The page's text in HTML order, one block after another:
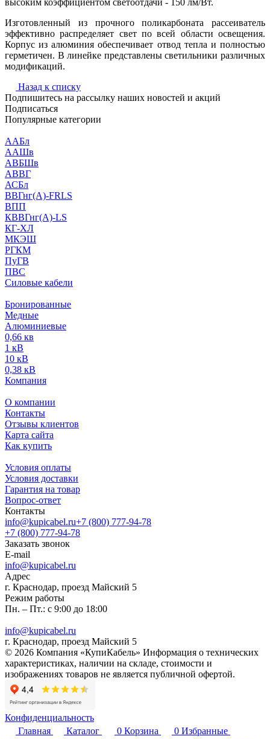
Изготовленный из прочного поликарбоната рассеиватель
эффективно распределяет свет по всей области освещения.
Корпус из алюминия обеспечивает отвод тепла и полностью
герметичен. В линейке представлены светильники различных
модификаций.
Назад к списку
Подпишитесь на рассылку наших новостей и акций
Подписаться
Популярные категории
ААБл
ААШв
АВБШв
АВВГ
АСБл
ВВГнг(А)-FRLS
ВПП
КВВГнг(А)-LS
КГ-ХЛ
МКЭШ
РГКМ
ПуГВ
ПВС
Силовые кабели
Бронированные
Медные
Алюминиевые
0,66 кв
1 кВ
10 кВ
0,38 кВ
Компания
О компании
Контакты
Отзывы клиентов
Карта сайта
Как купить
Условия оплаты
Условия доставки
Гарантия на товар
Вопрос-ответ
Контакты
info@kupicabel.ru+7 (800) 777-94-78
+7 (800) 777-94-78
Заказать звонок
E-mail
info@kupicabel.ru
Адрес
г. Краснодар, проезд Майский 5
Режим работы
Пн. – Пт.: с 9:00 до 18:00
info@kupicabel.ru
г. Краснодар, проезд Майский 5
© 2026 Компания «КупиКабель» Информация о технических
характеристиках, наличии на складе, стоимости и
изображениях товаров не является публичной офертой.
Конфиденциальность
Главная
Каталог 0 Корзина 0 Избранные